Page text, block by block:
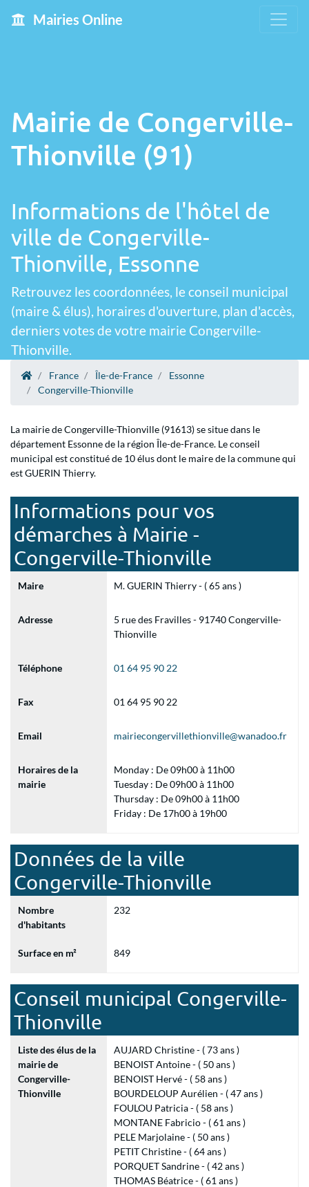
Mairies Online
Mairie de Congerville-
Thionville (91)
Informations de l'hôtel de
ville de Congerville-
Thionville, Essonne
Retrouvez les coordonnées, le conseil municipal
(maire & élus), horaires d'ouverture, plan d'accès,
derniers votes de votre mairie Congerville-
Thionville.
France Île-de-France
Essonne
Congerville-Thionville
La mairie de Congerville-Thionville (91613) se situe dans le
département Essonne de la région Île-de-France. Le conseil
municipal est constitué de 10 élus dont le maire de la commune qui
est GUERIN Thierry.
Informations pour vos
démarches à Mairie -
Congerville-Thionville
Maire M. GUERIN Thierry - ( 65 ans )
Adresse
5 rue des Fravilles - 91740 Congerville-
Thionville
Téléphone 01 64 95 90 22
Fax 01 64 95 90 22
Email mairiecongervillethionville@wanadoo.fr
Horaires de la
mairie
Monday : De 09h00 à 11h00
Tuesday : De 09h00 à 11h00
Thursday : De 09h00 à 11h00
Friday : De 17h00 à 19h00
Données de la ville
Congerville-Thionville
Nombre
d'habitants
232
Surface en m² 849
Conseil municipal Congerville-
Thionville
Liste des élus de la
mairie de
Congerville-
Thionville
AUJARD Christine - ( 73 ans )
BENOIST Antoine - ( 50 ans )
BENOIST Hervé - ( 58 ans )
BOURDELOUP Aurélien - ( 47 ans )
FOULOU Patricia - ( 58 ans )
MONTANE Fabricio - ( 61 ans )
PELE Marjolaine - ( 50 ans )
PETIT Christine - ( 64 ans )
PORQUET Sandrine - ( 42 ans )
THOMAS Béatrice - ( 61 ans )